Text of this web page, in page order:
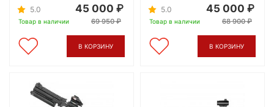
5.0
Товар в наличии
45 000
69 950
В КОРЗИНУ
5.0
Товар в наличии
45 000
68 900
В КОРЗИНУ